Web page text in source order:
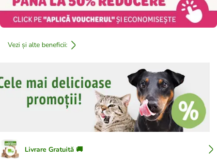
Vezi și alte beneficii:
Livrare Gratuită 🚚